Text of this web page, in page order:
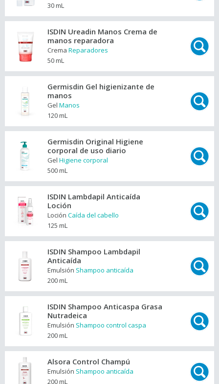
30 mL
ISDIN Ureadin Manos Crema de
manos reparadora
Crema Reparadores
50 mL
Germisdin Gel higienizante de
manos
Gel Manos
120 mL
Germisdin Original Higiene
corporal de uso diario
Gel Higiene corporal
500 mL
ISDIN Lambdapil Anticaída
Loción
Loción Caída del cabello
125 mL
ISDIN Shampoo Lambdapil
Anticaída
Emulsión Shampoo anticaída
200 mL
ISDIN Shampoo Anticaspa Grasa
Nutradeica
Emulsión Shampoo control caspa
200 mL
Alsora Control Champú
Emulsión Shampoo anticaída
200 mL